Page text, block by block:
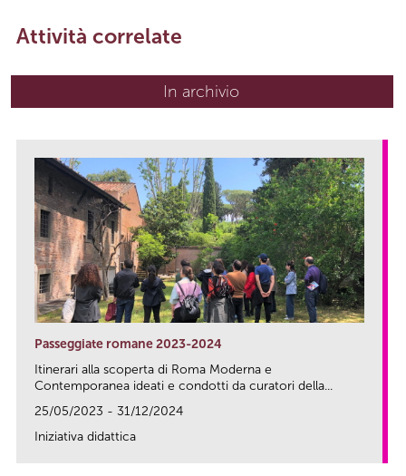
Attività correlate
In archivio
Passeggiate romane 2023-2024
Itinerari alla scoperta di Roma Moderna e
Contemporanea ideati e condotti da curatori della...
25/05/2023 - 31/12/2024
Iniziativa didattica